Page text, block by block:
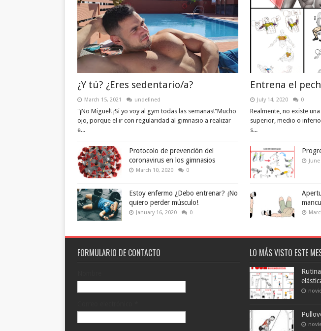
¿Y tú? ¿Eres sedentario/a?
March 15, 2021 undefined
"¡No Miguel! ¡Si yo voy al gym todas las semanas!"Mucho
ojo, porque el ir con regularidad al gimnasio a realizar
e...
Protocolo de prevención del
coronavirus en los gimnasios
March 10, 2020 0
Estoy enfermo ¿Debo entrenar? ¡No
quiero perder músculo!
January 16, 2020 0
Entrena el
July 14, 2020 0
Realmente, no existe
superior, medio o
s...
FORMULARIO DE CONTACTO LO MÁS VISTO ESTE